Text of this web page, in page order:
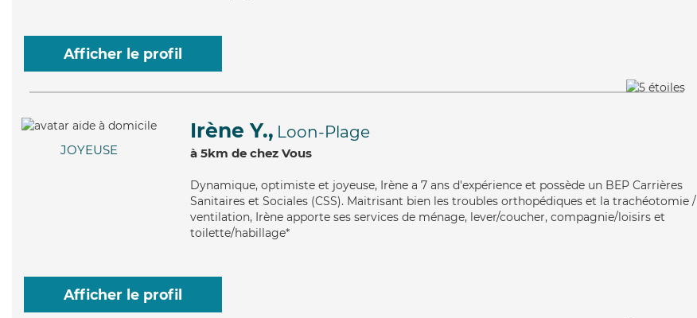
Afficher le profil
JOYEUSE
Irène Y., Loon-Plage
à 5km de chez Vous
Dynamique, optimiste et joyeuse, Irène a 7 ans d'expérience et possède un BEP Carrières
Sanitaires et Sociales (CSS). Maitrisant bien les troubles orthopédiques et la trachéotomie /
ventilation, Irène apporte ses services de ménage, lever/coucher, compagnie/loisirs et
toilette/habillage*
Afficher le profil